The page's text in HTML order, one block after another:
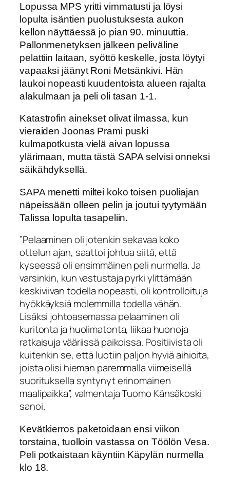
Lopussa MPS yritti vimmatusti ja löysi
lopulta isäntien puolustuksesta aukon
kellon näyttäessä jo pian 90. minuuttia.
Pallonmenetyksen jälkeen peliväline
pelattiin laitaan, syöttö keskelle, josta löytyi
vapaaksi jäänyt Roni Metsänkivi. Hän
laukoi nopeasti kuudentoista alueen rajalta
alakulmaan ja peli oli tasan 1-1.
Katastrofin ainekset olivat ilmassa, kun
vieraiden Joonas Prami puski
kulmapotkusta vielä aivan lopussa
ylärimaan, mutta tästä SAPA selvisi onneksi
säikähdyksellä.
SAPA menetti miltei koko toisen puoliajan
näpeissään olleen pelin ja joutui tyytymään
Talissa lopulta tasapeliin.
”Pelaaminen oli jotenkin sekavaa koko
ottelun ajan, saattoi johtua siitä, että
kyseessä oli ensimmäinen peli nurmella. Ja
varsinkin, kun vastustaja pyrki ylittämään
keskiviivan todella nopeasti, oli kontrolloituja
hyökkäyksiä molemmilla todella vähän.
Lisäksi johtoasemassa pelaaminen oli
kuritonta ja huolimatonta, liikaa huonoja
ratkaisuja vääriissä paikoissa. Positiivista oli
kuitenkin se, että luotiin paljon hyviä aihioita,
joista olisi hieman paremmalla viimeisellä
suorituksella syntynyt erinomainen
maalipaikka”, valmentaja Tuomo Känsäkoski
sanoi.
Kevätkierros paketoidaan ensi viikon
torstaina, tuolloin vastassa on Töölön Vesa.
Peli potkaistaan käyntiin Käpylän nurmella
klo 18.